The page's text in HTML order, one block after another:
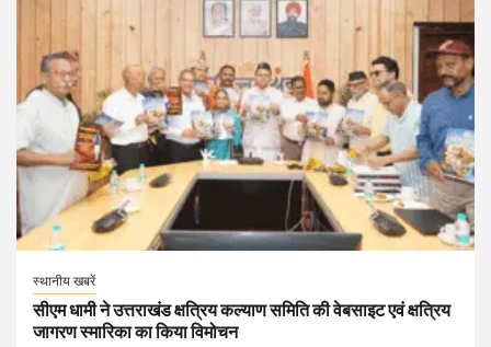
स्थानीय खबरें
सीएम धामी ने उत्तराखंड क्षत्रिय कल्याण समिति की वेबसाइट एवं क्षत्रिय
जागरण स्मारिका का किया विमोचन